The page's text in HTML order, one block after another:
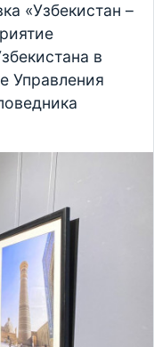
«Узбекистан –
в
Управления